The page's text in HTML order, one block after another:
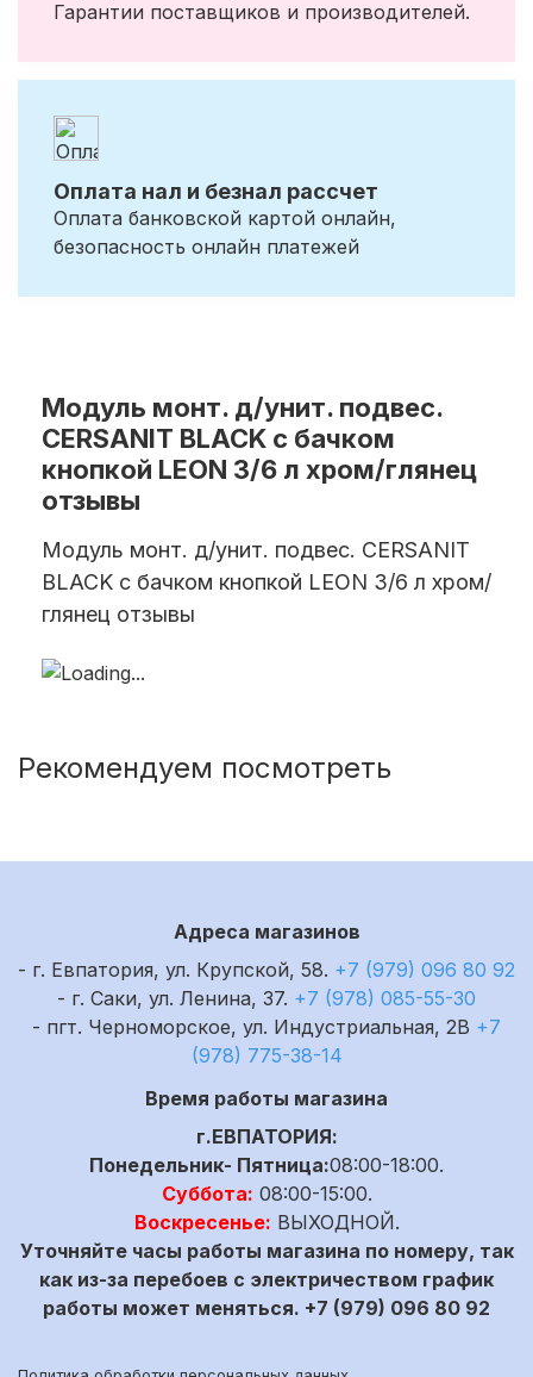
Гарантии поставщиков и производителей.
Оплата нал и безнал рассчет
Оплата банковской картой онлайн,
безопасность онлайн платежей
Модуль монт. д/унит. подвес.
CERSANIT BLACK c бачком
кнопкой LEON 3/6 л хром/глянец
отзывы
Модуль монт. д/унит. подвес. CERSANIT
BLACK c бачком кнопкой LEON 3/6 л хром/
глянец отзывы
Рекомендуем посмотреть
Адреса магазинов
- г. Евпатория, ул. Крупской, 58. +7 (979) 096 80 92
- г. Саки, ул. Ленина, 37. +7 (978) 085-55-30
- пгт. Черноморское, ул. Индустриальная, 2В +7
(978) 775-38-14
Время работы магазина
г.ЕВПАТОРИЯ:
Понедельник- Пятница:08:00-18:00.
Суббота: 08:00-15:00.
Воскресенье: ВЫХОДНОЙ.
Уточняйте часы работы магазина по номеру, так
как из-за перебоев с электричеством график
работы может меняться. +7 (979) 096 80 92